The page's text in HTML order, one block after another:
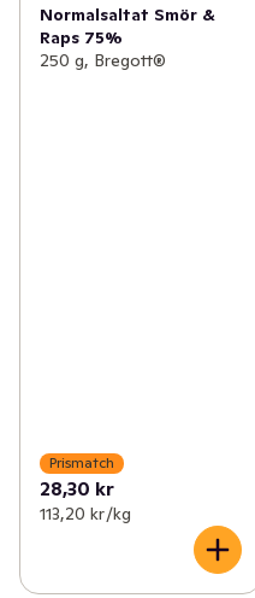
Normalsaltat Smör &
Raps 75%
250 g, Bregott®
Prismatch
28,30 kr
113,20 kr /kg